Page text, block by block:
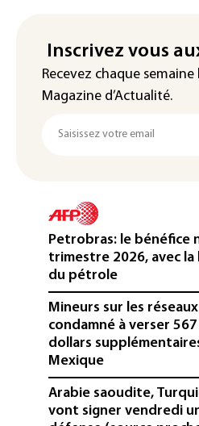
Inscrivez vous
Recevez chaque
Magazine d’Actualité.
Petrobras: le bénéfice
trimestre 2026, avec la
du pétrole
Mineurs sur les
condamné à verser
dollars
Mexique
Arabie saoudite,
vont signer vendredi